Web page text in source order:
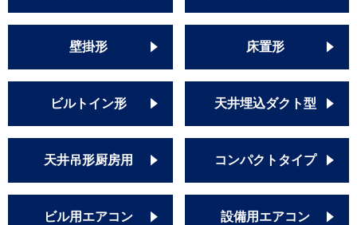
日立
RCI-GP112RGHP2
RCI-AP112GHP6
RCI-GP112RGHP5
RCI-GP112RGHP9
RCI-GP112RGHP3
RCI-GP112RGHP7
RCI-GP112RGHP8
壁掛形 床置形
ビルトイン形 天井埋込ダクト型
天井吊形厨房用 コンパクトタイプ
ビル用エアコン 設備用エアコン